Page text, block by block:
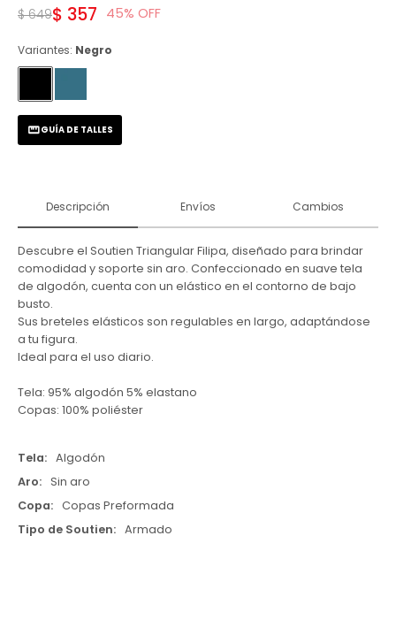
$ 357
$ 649 45
Variantes: Negro
GUÍA DE TALLES
Descripción Envíos Cambios
Descubre el Soutien Triangular Filipa, diseñado para brindar
comodidad y soporte sin aro. Confeccionado en suave tela
de algodón, cuenta con un elástico en el contorno de bajo
busto.
Sus breteles elásticos son regulables en largo, adaptándose
a tu figura.
Ideal para el uso diario.
Tela: 95% algodón 5% elastano
Copas: 100% poliéster
Tela
Algodón
Aro
Sin aro
Copa
Copas Preformada
Tipo de Soutien
Armado